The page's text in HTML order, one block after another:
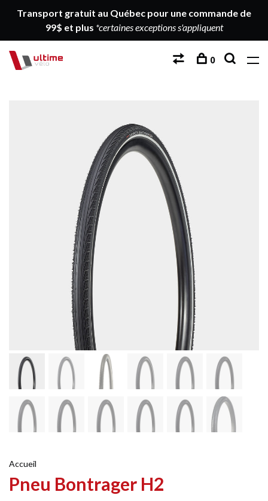
Transport gratuit au Québec pour une commande de
99$ et plus *certaines exceptions s'appliquent
0
Accueil
Pneu Bontrager H2